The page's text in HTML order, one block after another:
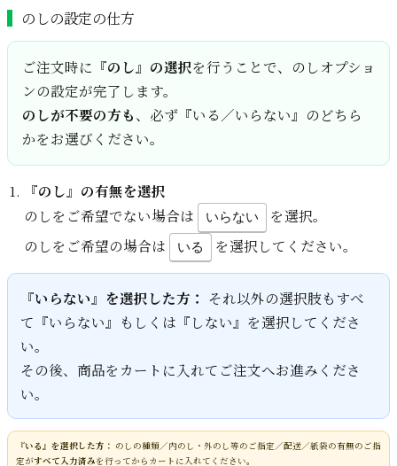
のしの設定の仕方
ご注文時に 『のし』の選択を行うことで、のしオプショ
ンの設定が完了します。
のしが不要の方も、必ず『いる／いらない』のどちら
かをお選びください。
『のし』の有無を選択
のしをご希望でない場合は
いらない
を選択。
のしをご希望の場合は
いる を選択してください。
『いらない』を選択した方： それ以外の選択肢もすべ
て『いらない』もしくは『しない』を選択してくださ
い。
その後、商品をカートに入れてご注文へお進みくださ
い。
『いる』を選択した方： のしの種類／内のし・外のし等のご指定／配送／紙袋の有無のご指
定がすべて入力済みを行ってからカートに入れてください。